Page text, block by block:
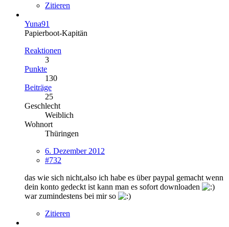
Zitieren
Yuna91
Papierboot-Kapitän
Reaktionen
3
Punkte
130
Beiträge
25
Geschlecht
Weiblich
Wohnort
Thüringen
6. Dezember 2012
#732
das wie sich nicht,also ich habe es über paypal gemacht wenn
dein konto gedeckt ist kann man es sofort downloaden
war zumindestens bei mir so
Zitieren